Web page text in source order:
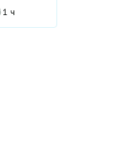
1 ч